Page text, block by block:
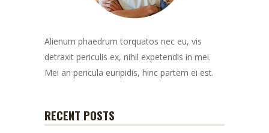
Alienum phaedrum torquatos nec eu, vis
detraxit periculis ex, nihil expetendis in mei.
Mei an pericula euripidis, hinc partem ei est.
RECENT POSTS